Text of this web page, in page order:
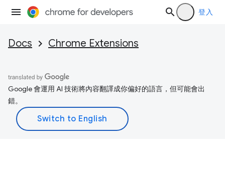
登入
Docs Chrome Extensions
Google 會運用 AI 技術將內容翻譯成你偏好的語言，但可能會出
錯。